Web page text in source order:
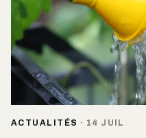
ACTUALITÉS · 14 JUIL